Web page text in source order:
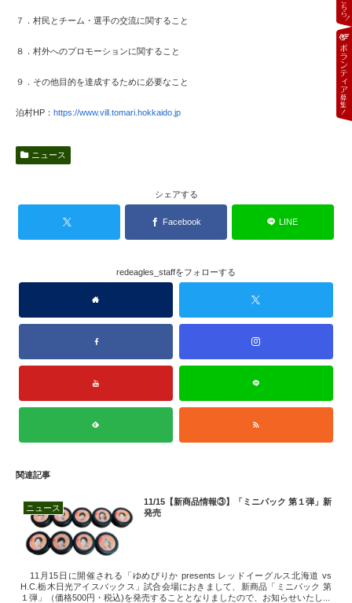
７．村民とチーム・選手の交流に関すること
８．村外へのプロモーションに関すること
９．その他目的を達成するために必要なこと
泊村HP： https://www.vill.tomari.hokkaido.jp
ニュース
シェアする
Facebook LINE
redeagles_staffをフォローする
関連記事
ニュース
11/15【新商品情報③】「ミニパック 第１弾」新
発売
11月15日に開催される「ゆめぴりか presents レッドイーグルス北海道 vs
H.C.栃木日光アイスバックス」試合会場におきまして、新商品「ミニパック 第
１弾」（価格500円・税込)を発売することとなりましたので、お知らせいたし...